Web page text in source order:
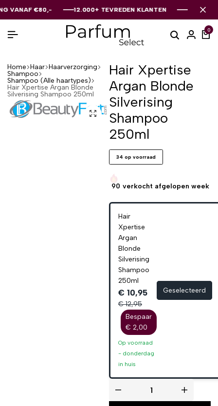
€80,- 12.000+ TEVREDEN KLANTEN
€80,- 12.000+ TEVREDEN KLANTEN
€80,- 12.000+ TEVREDEN KLANTEN
0
Home Haar Haarverzorging
Shampoo
Shampoo (Alle haartypes)
Hair Xpertise Argan Blonde
Silverising Shampoo 250ml
Hair Xpertise
Argan Blonde
Silverising
Shampoo
250ml
34 op voorraad
90 verkocht afgelopen week
Hair
Xpertise
Argan
Blonde
Silverising
Shampoo
250ml
€ 10,95
€ 12,95
Bespaar
€ 2,00
Op voorraad
- donderdag
in huis
Geselecteerd